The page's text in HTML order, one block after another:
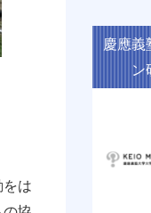
は
慶應義
ン